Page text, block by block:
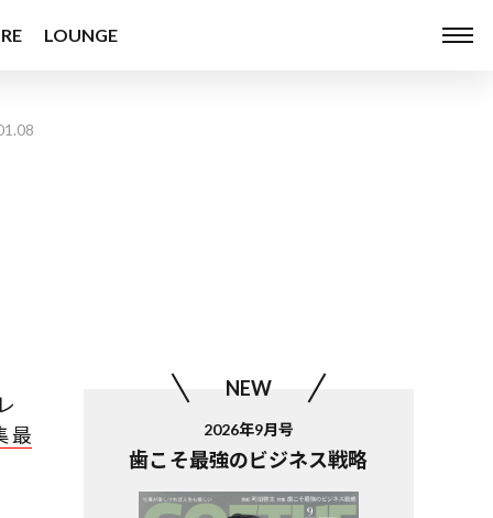
LOUNGE
最
NEW
2026年9月号
歯こそ最強のビジネス戦略